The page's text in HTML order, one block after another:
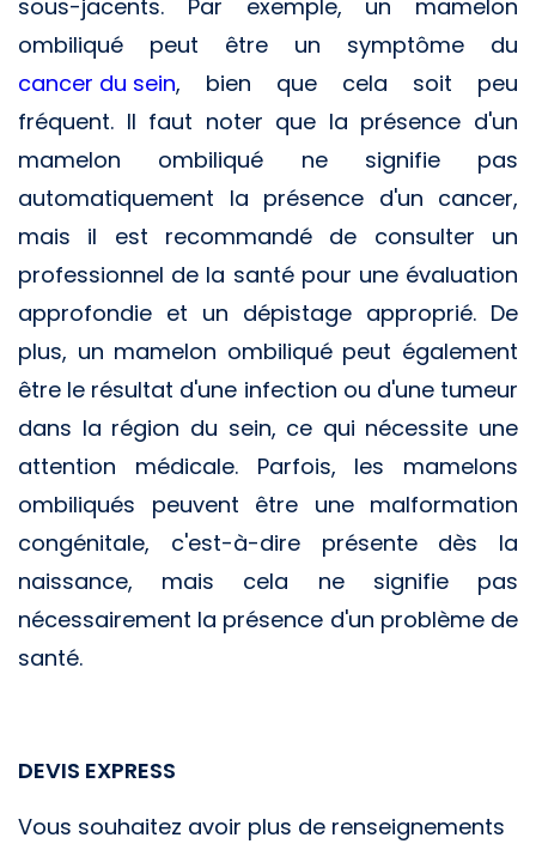
sous-jacents. Par exemple, un mamelon
ombiliqué peut être un symptôme du
cancer du sein, bien que cela soit peu
fréquent. Il faut noter que la présence d'un
mamelon ombiliqué ne signifie pas
automatiquement la présence d'un cancer,
mais il est recommandé de consulter un
professionnel de la santé pour une évaluation
approfondie et un dépistage approprié. De
plus, un mamelon ombiliqué peut également
être le résultat d'une infection ou d'une tumeur
dans la région du sein, ce qui nécessite une
attention médicale. Parfois, les mamelons
ombiliqués peuvent être une malformation
congénitale, c'est-à-dire présente dès la
naissance, mais cela ne signifie pas
nécessairement la présence d'un problème de
santé.
DEVIS EXPRESS
Vous souhaitez avoir plus de renseignements